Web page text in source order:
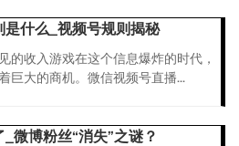
什么_视频号规则揭秘
的收入游戏在这个信息爆炸的时代，
巨大的商机。微信视频号直播...
微博粉丝“消失”之谜？